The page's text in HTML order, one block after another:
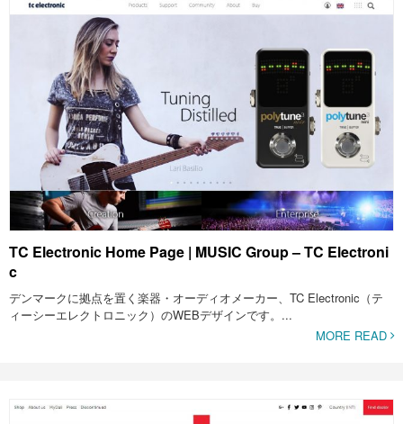
TC Electronic Home Page | MUSIC Group – TC Electroni
c
デンマークに拠点を置く楽器・オーディオメーカー、TC Electronic（テ
ィーシーエレクトロニック）のWEBデザインです。...
MORE READ